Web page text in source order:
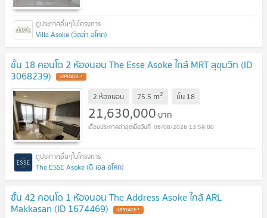
Villa Asoke (วิลล่า อโศก)
ชั้น 18 คอนโด 2 ห้องนอน The Esse Asoke ใกล้ MRT สุขุมวิท (ID
3068239) UPDATE !
2 ห้องนอน 75.5 m2 ชั้น 18
21,630,000 บาท
06/08/2026 13:59:00
The ESSE Asoke (ดิ เอส อโศก)
ชั้น 42 คอนโด 1 ห้องนอน The Address Asoke ใกล้ ARL
Makkasan (ID 1674469) UPDATE !